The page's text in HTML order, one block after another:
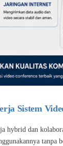
Sistem
hybrid dan
tanpa